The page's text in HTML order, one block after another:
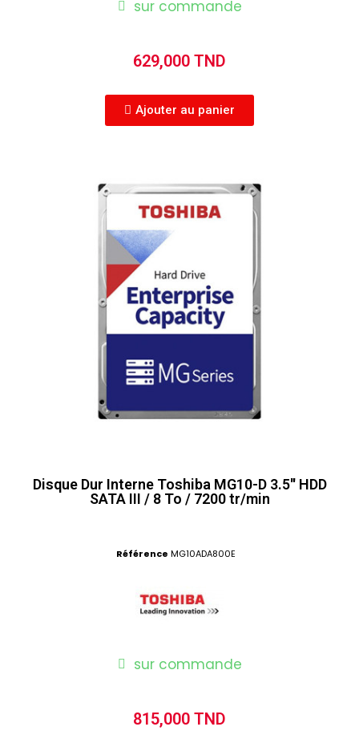
sur commande
629,000 TND
Ajouter au panier
Disque Dur Interne Toshiba MG10-D 3.5'' HDD
SATA III / 8 To / 7200 tr/min
Référence MG10ADA800E
sur commande
815,000 TND